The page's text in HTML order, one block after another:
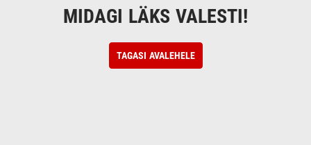
MIDAGI LÄKS VALESTI!
TAGASI AVALEHELE